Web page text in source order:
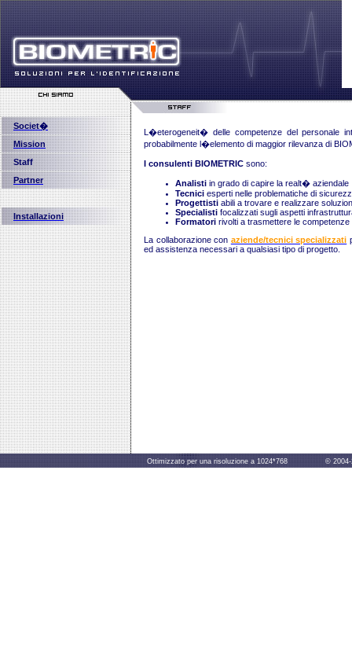
Societ�
Mission
Staff
Partner
Installazioni
L�eterogeneit� delle competenze del personale
probabilmente l�elemento di maggior rilevanza di
I consulenti BIOMETRIC sono:
Analisti in grado di capire la realt� aziendale
Tecnici esperti nelle problematiche di
Progettisti abili a trovare e realizzare
Specialisti focalizzati sugli aspetti
Formatori rivolti a trasmettere le
La collaborazione con aziende/tecnici specializzati
ed assistenza necessari a qualsiasi tipo di progetto.
Ottimizzato per una risoluzione a 1024*768 © 2004-